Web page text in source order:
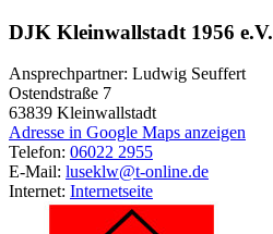
DJK Kleinwallstadt 1956 e.V.
Ansprechpartner: Ludwig Seuffert
Ostendstraße 7
63839 Kleinwallstadt
Adresse in Google Maps anzeigen
Telefon: 06022 2955
E-Mail: luseklw@t-online.de
Internet: Internetseite